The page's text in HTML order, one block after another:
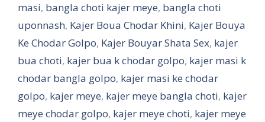
masi, bangla choti kajer meye, bangla choti
uponnash, Kajer Boua Chodar Khini, Kajer Bouya
Ke Chodar Golpo, Kajer Bouyar Shata Sex, kajer
bua choti, kajer bua k chodar golpo, kajer masi k
chodar bangla golpo, kajer masi ke chodar
golpo, kajer meye, kajer meye bangla choti, kajer
meye chodar golpo, kajer meye choti, kajer meye